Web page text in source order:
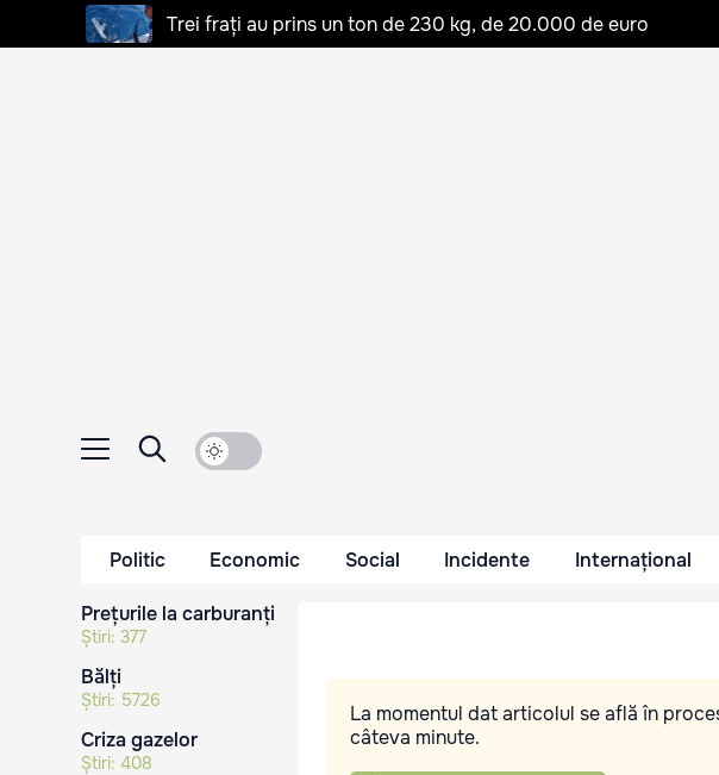
Trei frați au prins un ton de 230 kg, de 20.000 de euro
Politic Economic Social Incidente Internațional
Prețurile la carburanți
Știri: 377
Bălți
Știri: 5726
Criza gazelor
Știri: 408
La momentul dat articolul se află în
câteva minute.